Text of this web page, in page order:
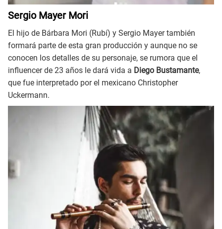
Sergio Mayer Mori
El hijo de Bárbara Mori (Rubí) y Sergio Mayer también
formará parte de esta gran producción y aunque no se
conocen los detalles de su personaje, se rumora que el
influencer de 23 años le dará vida a Diego Bustamante,
que fue interpretado por el mexicano Christopher
Uckermann.